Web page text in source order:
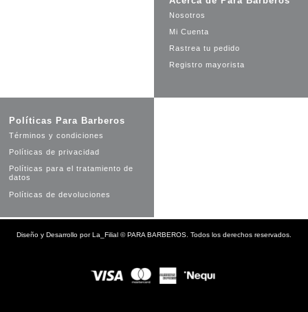
Nosotros
Mi Cuenta
Rastrea tu pedido
Registro mayorista
Políticas Para Barberos
Términos y condiciones
Políticas de privacidad
Políticas para el tratamiento de
datos
Políticas de devoluciones
Diseño y Desarrollo porLa_Filial ©PARA BARBEROS. Todos los derechos reservados.